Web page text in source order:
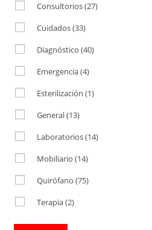
Consultorios(27)
Cuidados(33)
Diagnóstico (40)
Emergencia(4)
Esterilización (1)
General(13)
Laboratorios(14)
Mobiliario (14)
Quirófano (75)
Terapia(2)